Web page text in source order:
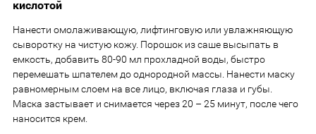
кислотой
Нанести омолаживающую, лифтинговую или увлажняющую
сыворотку на чистую кожу. Порошок из саше высыпать в
емкость, добавить 80-90 мл прохладной воды, быстро
перемешать шпателем до однородной массы. Нанести маску
равномерным слоем на все лицо, включая глаза и губы.
Маска застывает и снимается через 20 – 25 минут, после чего
наносится крем.